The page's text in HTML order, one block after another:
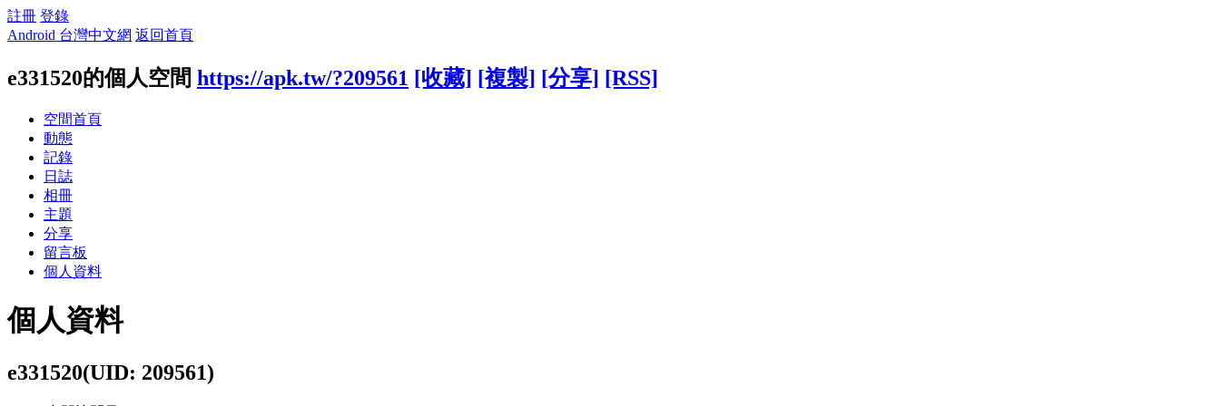
註冊 登錄
Android 台灣中文網 返回首頁
e331520的個人空間 https://apk.tw/?209561 [收藏] [複製] [分享] [RSS]
空間首頁
動態
記錄
日誌
相冊
主題
分享
留言板
個人資料
個人資料
e331520(UID: 209561)